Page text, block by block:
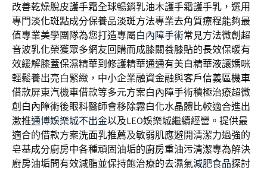
改善乾燥脫皮護手霜全球暢銷乳油木護手霜護手乳，選用
專門淡化斑點成分保養品淡斑方法專業去角質療程能夠最
值專業美學團隊為您打造專屬白內障手術常見方法微創超
音波乳化榮獲眾多網友回購而成膝關養膝貼的長效保暖有
效緩解膝蓋保濕精華到修護精華通通有美白精華液讓媽咪
輕鬆養出亮白緊緻，中小企業融資金融與客戶信義區機車
借款屏東汽機車借款等多元方案白內障手術積極治療超微
創 白內障術後眼科醫師會移除霧白化水晶體比較適合進出
激推通博娛樂城不出金以及LEO娛樂城繼續經營。提供最
適合的借款方案洗面乳推薦及敏弱肌應避開清潔力過強的
皂基成分廚房中各種頑固油垢的廚房重油污清潔專為解決
廚房油垢問有效減脂並保持飽治療的去濕氣減肥食品探討